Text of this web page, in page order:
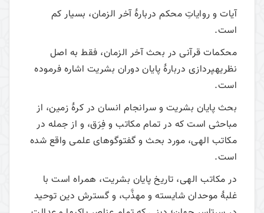
آیات و روایاتِ محکم دربارۀ آخر الزمان، بسیار کم
است.
محکمات قرآنی در بحث آخر­ الزمان، فقط به اصل
نظریه­پردازی دربارۀ پایان دوران بشریت اشاره فرموده
است.
بحث پایان بشریت و سرانجام انسان در کرۀ زمین، از
مباحثی است که در تمام مکاتب و فِرَق، و از جمله در
مکاتب الهی، مورد بحث و گفت­وگوهای علمی واقع‌ شده
است.
در مکاتب الهی، تاریخ پایان بشریت، همراه است با
غلبۀ موحدان شایسته و مهذَّب، و گسترش دین توحید